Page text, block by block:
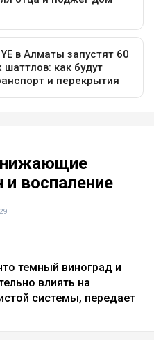
и воспаление
темный виноград и
влиять на
системы, передает